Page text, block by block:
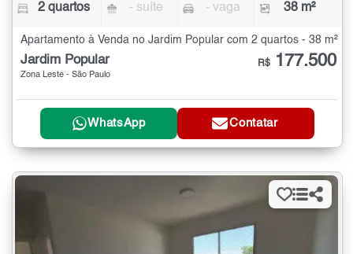
2 quartos - suíte - vaga 38 m²
Apartamento à Venda no Jardim Popular com 2 quartos - 38 m²
Jardim Popular
Zona Leste - São Paulo
R$ 177.500
WhatsApp Contatar